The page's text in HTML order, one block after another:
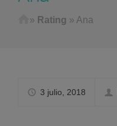
Home
» Rating » Ana
3 julio, 2018